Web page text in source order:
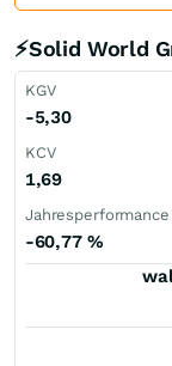
⚡Solid World
KGV
-5,30
KCV
1,69
Jahresperformance
-60,77 %